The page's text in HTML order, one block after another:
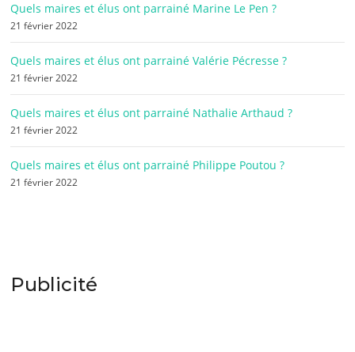
Quels maires et élus ont parrainé Marine Le Pen ?
21 février 2022
Quels maires et élus ont parrainé Valérie Pécresse ?
21 février 2022
Quels maires et élus ont parrainé Nathalie Arthaud ?
21 février 2022
Quels maires et élus ont parrainé Philippe Poutou ?
21 février 2022
Publicité